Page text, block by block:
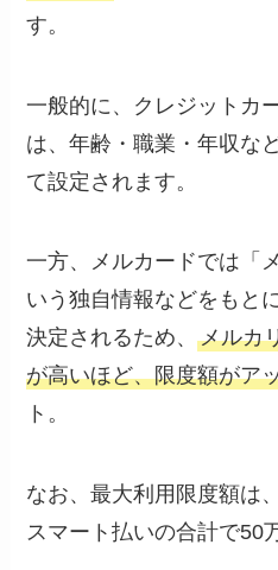
す。
一般的に、クレジットカ
は、年齢・職業・年収な
て設定されます。
一方、メルカードでは「
いう独自情報などをもと
決定されるため、メルカ
が高いほど、限度額がア
ト。
なお、最大利用限度額は
スマート払いの合計で50